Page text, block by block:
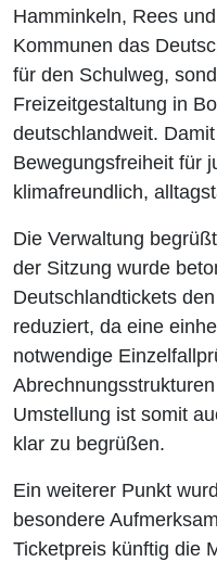
Hamminkeln, Rees
Kommunen das
für den Schulweg,
Freizeitgestaltung in
deutschlandweit.
Bewegungsfreiheit für
klimafreundlich,
Die Verwaltung
der Sitzung wurde
Deutschlandtickets
reduziert, da eine
notwendige
Umstellung ist somit
klar zu begrüßen.
Ein weiterer Punkt
besondere
Ticketpreis künftig die